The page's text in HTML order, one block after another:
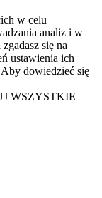
w celu
analiz i w
się na
ustawienia ich
dowiedzieć się
WSZYSTKIE